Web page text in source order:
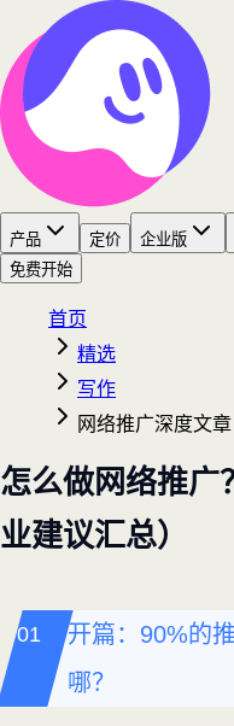
产品 定价 企业版
免费开始
首页
精选
写作
网络推广深度文章
怎么做网络推广
业建议汇总）
开篇：90%的
哪？